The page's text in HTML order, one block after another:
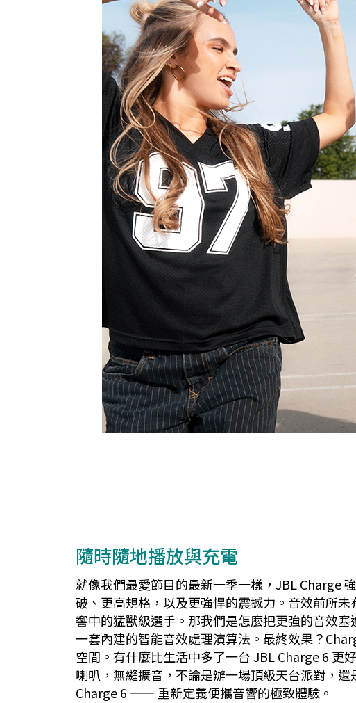
隨時隨地播放與充電
就像我們最愛節目的最新一季一樣，JBL Charge
破、更高規格，以及更強悍的震撼力。音效前所
響中的猛獸級選手。那我們是怎麼把更強的音效
一套內建的智能音效處理演算法。最終效果？
空間。有什麼比生活中多了一台 JBL Charge 6
喇叭，無縫擴音，不論是辦一場頂級天台派對，
Charge 6 —— 重新定義便攜音響的極致體驗。